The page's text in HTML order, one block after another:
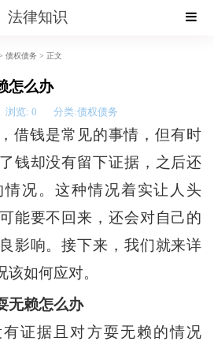
法律知识
债权债务 > 正文
怎么办
浏览:0 分类:债权债务
借钱是常见的事情，但有时
钱却没有留下证据，之后还
况。这种情况着实让人头
能要不回来，还会对自己的
影响。接下来，我们就来详
如何应对。
无赖怎么办
证据且对方耍无赖的情况